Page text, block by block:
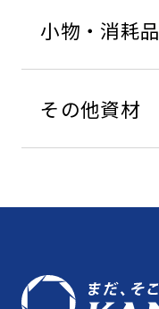
小物・消耗品
その他資材